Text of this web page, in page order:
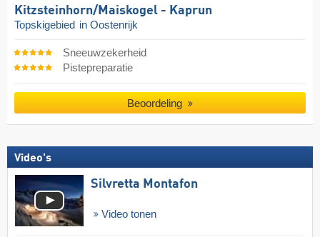
Kitzsteinhorn/​Maiskogel - Kaprun
Topskigebied in Oostenrijk
Sneeuwzekerheid
Pistepreparatie
Beoordeling
Video's
Silvretta Montafon
Video tonen